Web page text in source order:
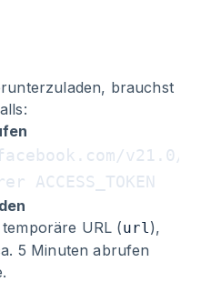
brauchst
v21.0/
URL (url),
5 Minuten abrufen